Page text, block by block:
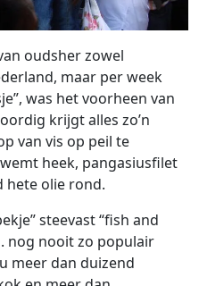
oudsher zowel
maar per week
was het voorheen van
krijgt alles zo’n
van vis op peil te
heek, pangasiusfilet
hete olie rond.
steevast “fish and
nog nooit zo populair
meer dan duizend